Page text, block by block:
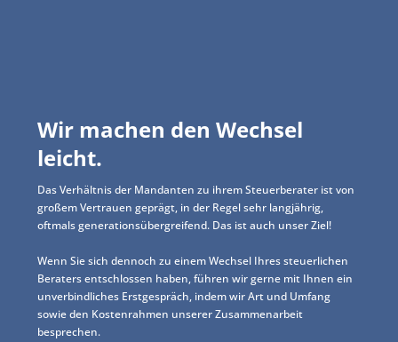
Wir machen den Wechsel
leicht.
Das Verhältnis der Mandanten zu ihrem Steuerberater ist von
großem Vertrauen geprägt, in der Regel sehr langjährig,
oftmals generationsübergreifend. Das ist auch unser Ziel!
Wenn Sie sich dennoch zu einem Wechsel Ihres steuerlichen
Beraters entschlossen haben, führen wir gerne mit Ihnen ein
unverbindliches Erstgespräch, indem wir Art und Umfang
sowie den Kostenrahmen unserer Zusammenarbeit
besprechen.